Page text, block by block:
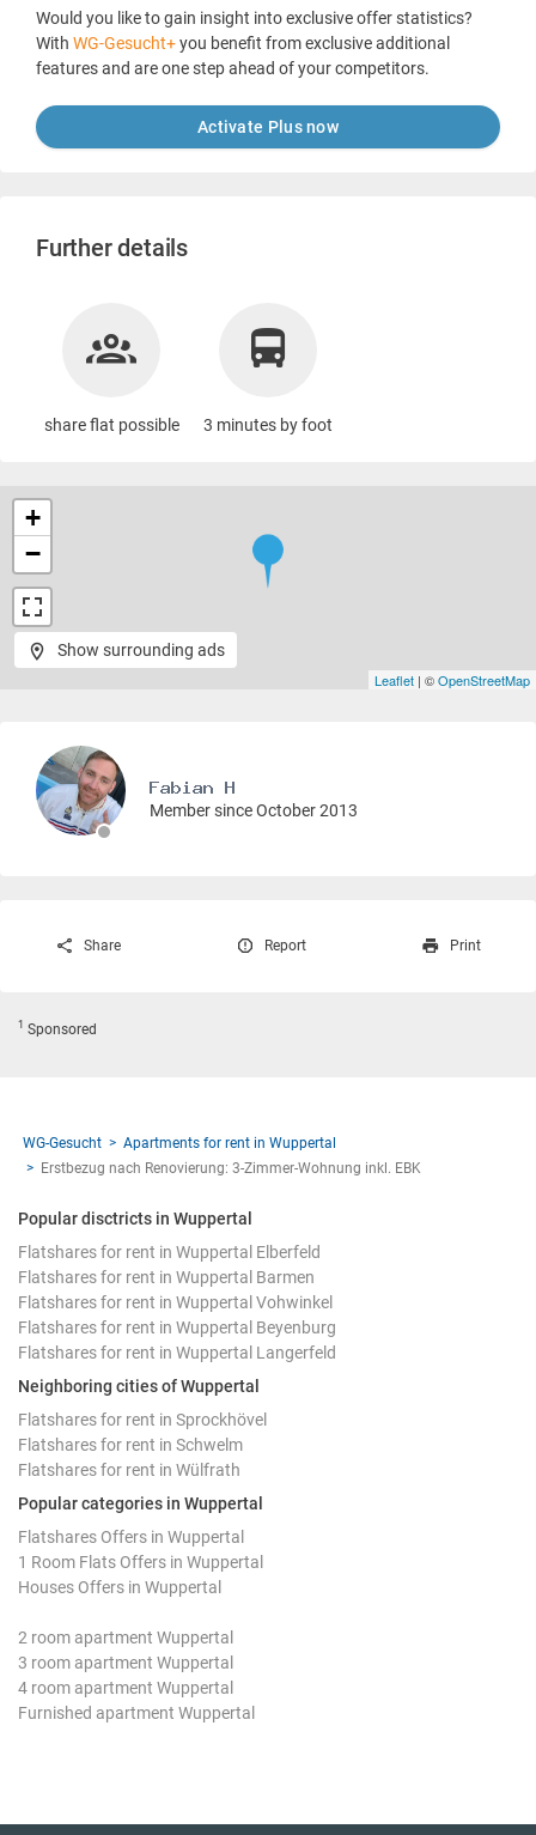
Would you like to gain insight into exclusive offer statistics?
With WG-Gesucht+you benefit from exclusive additional
features and are one step ahead of your competitors.
Activate Plus now
Further details
share flat possible 3 minutes by foot
+
−
Leaflet | ©OpenStreetMap
Show surrounding ads
Member since October 2013
Share Report Print
1 Sponsored
WG-Gesucht
Apartments for rent in Wuppertal
Erstbezug nach Renovierung: 3-Zimmer-Wohnung inkl. EBK
Popular disctricts in Wuppertal
Flatshares for rent in Wuppertal Elberfeld
Flatshares for rent in Wuppertal Barmen
Flatshares for rent in Wuppertal Vohwinkel
Flatshares for rent in Wuppertal Beyenburg
Flatshares for rent in Wuppertal Langerfeld
Neighboring cities of Wuppertal
Flatshares for rent in Sprockhövel
Flatshares for rent in Schwelm
Flatshares for rent in Wülfrath
Popular categories in Wuppertal
Flatshares Offers in Wuppertal
1 Room Flats Offers in Wuppertal
Houses Offers in Wuppertal
2 room apartment Wuppertal
3 room apartment Wuppertal
4 room apartment Wuppertal
Furnished apartment Wuppertal